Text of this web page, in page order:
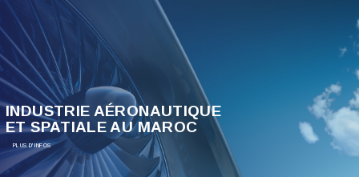
INDUSTRIE AÉRONAUTIQUE
ET SPATIALE AU MAROC
PLUS D'INFOS